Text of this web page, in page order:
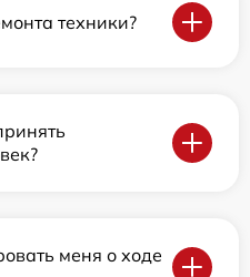
техники?
меня о ходе